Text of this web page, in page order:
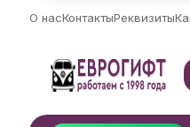
О насКонтактыРеквизиты